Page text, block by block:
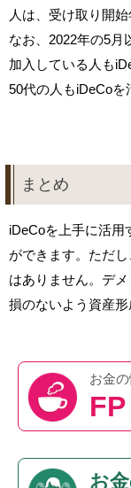
人は、受け取り開
なお、2022年の5月
加入している人も
50代の人もiDeCoを
まとめ
iDeCoを上手に活用
ができます。ただ
はありません。デ
損のないよう資産形
お金
お